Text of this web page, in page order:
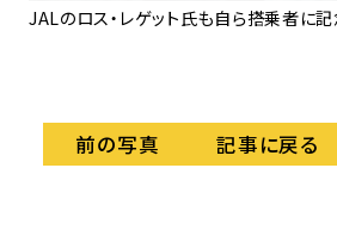
JALのロス・レゲット氏も自ら搭乗者に記
前の写真 記事に戻る